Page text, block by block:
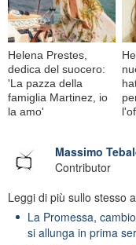
Helena Prestes,
dedica del suocero:
'La pazza della
famiglia Martinez, io
la amo'
Massimo
Contributor
Leggi di più sullo stesso
La Promessa,
si allunga in prima